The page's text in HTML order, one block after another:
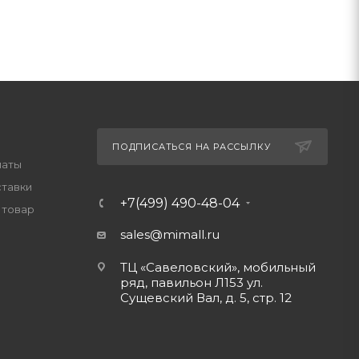
товар
ПОДПИСАТЬСЯ НА РАССЫЛКУ
+7(499) 490-48-04
sales@mimall.ru
ТЦ «Савеловский», мобильный
ряд, павильон Л153 ул.
Сущевский Вал, д. 5, стр. 12